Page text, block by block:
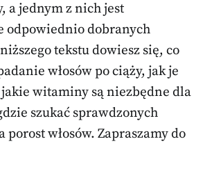
a jednym z nich jest
odpowiednio dobranych
tekstu dowiesz się, co
włosów po ciąży, jak je
witaminy są niezbędne dla
szukać sprawdzonych
włosów. Zapraszamy do